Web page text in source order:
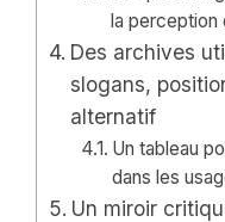
la perception
Des archives
slogans,
alternatif
Un tableau
dans les
Un miroir